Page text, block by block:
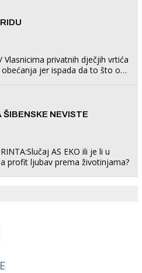
Vlasnicima privatnih dječjih vrtića
jer ispada da to što oni
ŠIBENSKE NEVISTE
AS EKO ili je li u
profit ljubav prema životinjama?